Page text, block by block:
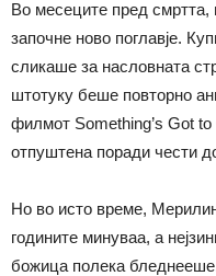
Во месеците пред
започне ново поглавје.
сликаше за насловната
штотуку беше повторно
филмот Something’s Got
отпуштена поради чести
Но во исто време,
годините минуваа, а
божица полека